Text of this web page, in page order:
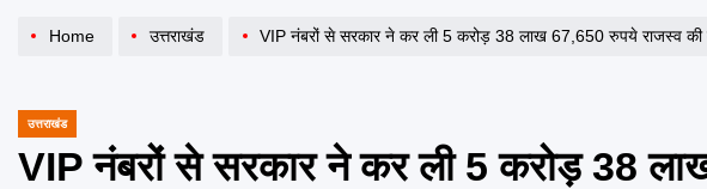
Home उत्तराखंड VIP नंबरों से सरकार ने कर ली 5 करोड़ 38 लाख 67,650 रुपये राजस्व की
POSTED
उत्तराखंड
VIP नंबरों से सरकार ने कर ली 5 करोड़ 38